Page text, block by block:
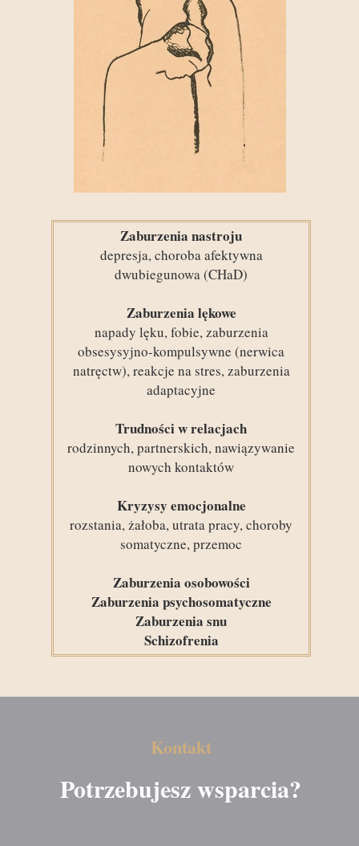
Zaburzenia nastroju
depresja, choroba afektywna
dwubiegunowa (CHaD)
Zaburzenia lękowe
napady lęku, fobie, zaburzenia
obsesysyjno-kompulsywne (nerwica
natręctw), reakcje na stres, zaburzenia
adaptacyjne
Trudności w relacjach
rodzinnych, partnerskich, nawiązywanie
nowych kontaktów
Kryzysy emocjonalne
rozstania, żałoba, utrata pracy, choroby
somatyczne, przemoc
Zaburzenia osobowości
Zaburzenia psychosomatyczne
Zaburzenia snu
Schizofrenia
Kontakt
Potrzebujesz wsparcia?